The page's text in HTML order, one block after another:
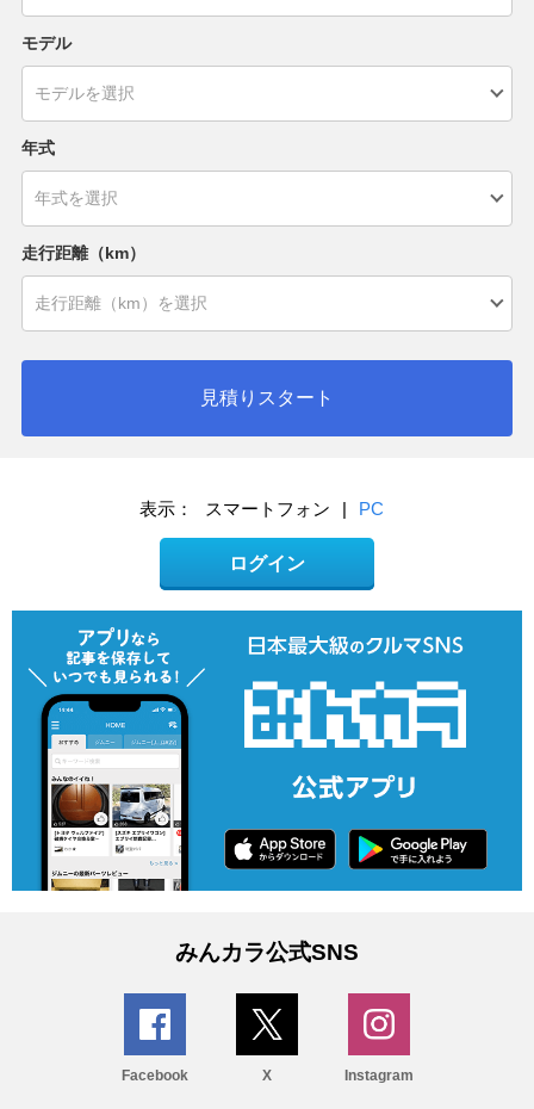
モデル
年式
走行距離（km）
見積りスタート
表示： スマートフォン | PC
ログイン
みんカラ公式SNS
Facebook X Instagram